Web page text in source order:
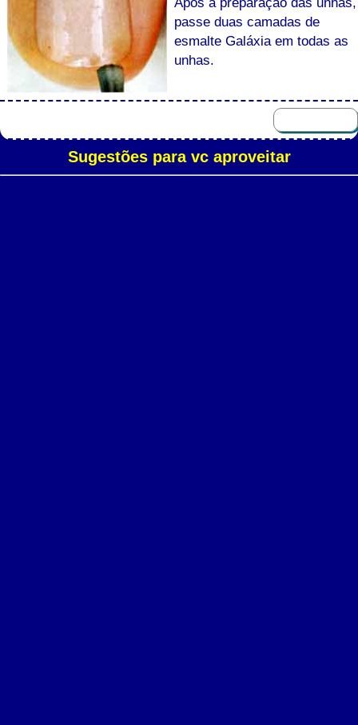
passe duas camadas de
esmalte Galáxia em todas as
unhas.
Sugestões para vc aproveitar